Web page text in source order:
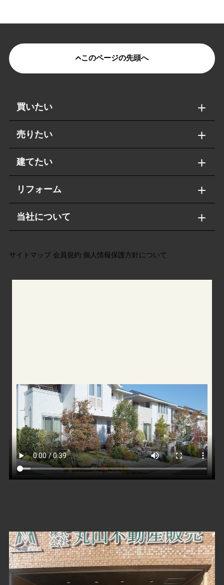
このページの先頭へ
買いたい
売りたい
建てたい
リフォーム
当社について
サイトマップ 会員規約 個人情報保護方針について